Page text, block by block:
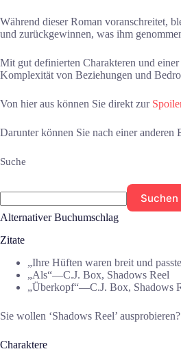
Während dieser Roman voranschreitet,
und zurückgewinnen, was ihm
Mit gut definierten Charakteren und
Komplexität von Beziehungen und
Von hier aus können Sie direkt zur
Darunter können Sie nach einer anderen
Suche
Suchen
Alternativer Buchumschlag
Zitate
„Ihre Hüften waren breit und
„Als“―C.J. Box, Shadows Reel
„Überkopf“―C.J. Box, Shadows
Sie wollen ‘Shadows Reel’ ausprobieren?
Charaktere